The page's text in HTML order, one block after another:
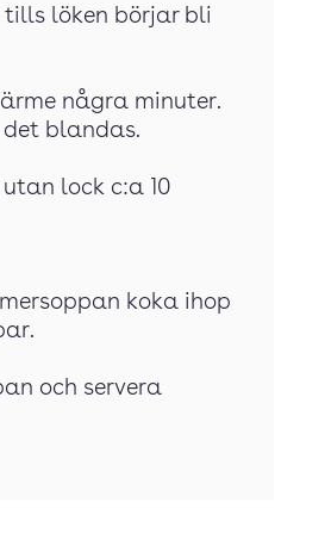
tills löken börjar bli
några minuter.
blandas.
lock c:a 10
koka ihop
och servera